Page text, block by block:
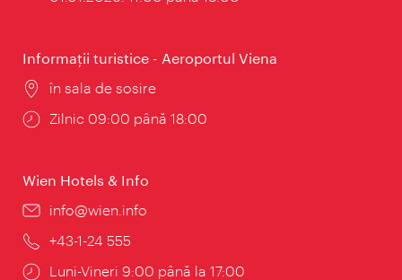
Informaţii turistice - Aeroportul Viena
Locul:
în sala de sosire
Program:
Zilnic 09:00 până 18:00
Wien Hotels & Info
E-
info@wien.info
Telefon:
+43-1-24 555
Program:
Luni-Vineri 9:00 până la 17:00